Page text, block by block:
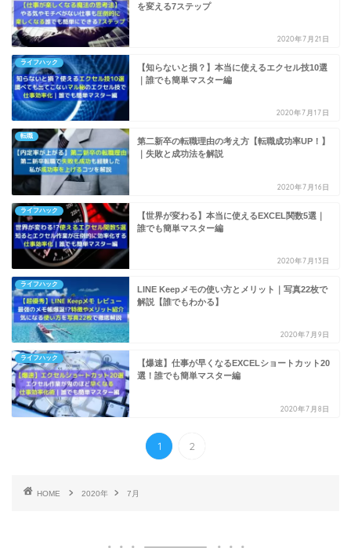
を変える7ステップ
2020年7月21日
ライフハック
【知らないと損？】本当に使えるエクセル技10選
｜誰でも簡単マスター編
2020年7月17日
転職
第二新卒の転職理由の考え方【転職成功率UP！】
｜失敗と成功法を解説
2020年7月16日
ライフハック
【世界が変わる】本当に使えるEXCEL関数5選｜
誰でも簡単マスター編
2020年7月13日
ライフハック
LINE Keepメモの使い方とメリット｜写真22枚で
解説【誰でもわかる】
2020年7月9日
ライフハック
【爆速】仕事が早くなるEXCELショートカット20
選！誰でも簡単マスター編
2020年7月8日
1 2
HOME 2020年 7月